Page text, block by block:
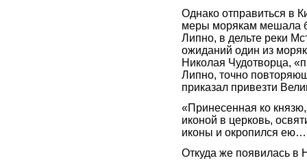
Однако отправиться в
меры морякам мешала
Липно, в дельте реки
ожиданий один из
Николая Чудотворца,
Липно, точно
приказал привезти
«Принесенная ко
иконой в церковь,
иконы и окропился ею…
Откуда же появилась в